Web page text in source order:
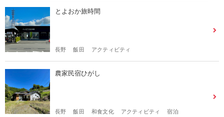
とよおか旅時間
長野 飯田 アクティビティ
農家民宿ひがし
長野 飯田 和食文化 アクティビティ
宿泊